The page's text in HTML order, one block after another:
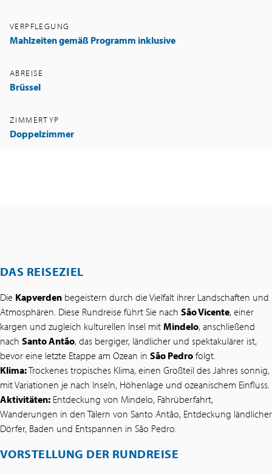
VERPFLEGUNG
Mahlzeiten gemäß Programm inklusive
ABREISE
Brüssel
ZIMMERTYP
Doppelzimmer
DAS REISEZIEL
Die Kapverden begeistern durch die Vielfalt ihrer Landschaften und
Atmosphären. Diese Rundreise führt Sie nach São Vicente, einer
kargen und zugleich kulturellen Insel mit Mindelo, anschließend
nach Santo Antão, das bergiger, ländlicher und spektakulärer ist,
bevor eine letzte Etappe am Ozean in São Pedro folgt.
Klima:Trockenes tropisches Klima, einen Großteil des Jahres sonnig,
mit Variationen je nach Inseln, Höhenlage und ozeanischem Einfluss.
Aktivitäten: Entdeckung von Mindelo, Fährüberfahrt,
Wanderungen in den Tälern von Santo Antão, Entdeckung ländlicher
Dörfer, Baden und Entspannen in São Pedro.
VORSTELLUNG DER RUNDREISE